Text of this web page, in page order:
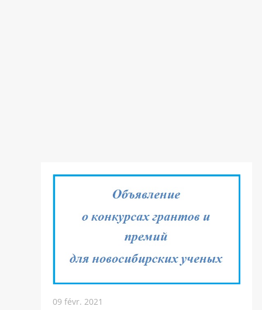
09 févr. 2021